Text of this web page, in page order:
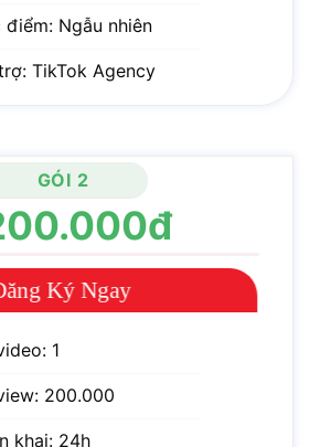
Ngẫu nhiên
TikTok Agency
GÓI 2
Ký Ngay
1
200.000
khai: 24h